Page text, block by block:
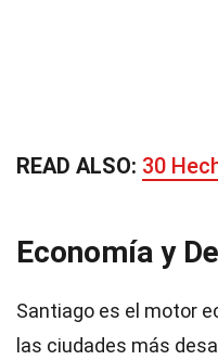
READ ALSO: 30
Economía y
Santiago es el motor
las ciudades más